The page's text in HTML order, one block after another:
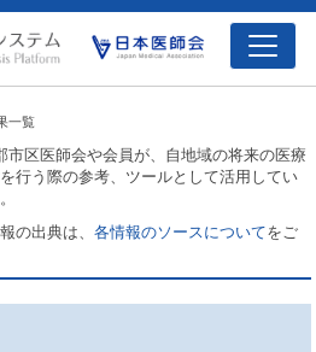
一覧
市区医師会や会員が、自地域の将来の医療
行う際の参考、ツールとして活用してい
の出典は、各情報のソースについてをご